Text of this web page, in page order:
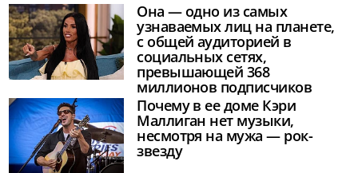
Она — одно из самых
узнаваемых лиц на планете,
с общей аудиторией в
социальных сетях,
превышающей 368
миллионов подписчиков
Почему в ее доме Кэри
Маллиган нет музыки,
несмотря на мужа — рок-
звезду